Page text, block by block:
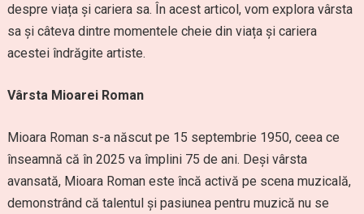
despre viața și cariera sa. În acest articol, vom explora vârsta
sa și câteva dintre momentele cheie din viața și cariera
acestei îndrăgite artiste.
Vârsta Mioarei Roman
Mioara Roman s-a născut pe 15 septembrie 1950, ceea ce
înseamnă că în 2025 va împlini 75 de ani. Deși vârsta
avansată, Mioara Roman este încă activă pe scena muzicală,
demonstrând că talentul și pasiunea pentru muzică nu se